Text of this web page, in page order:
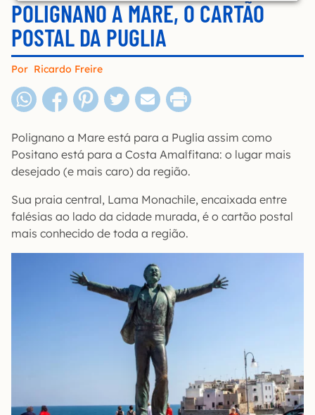
POLIGNANO A MARE, O CARTÃO
POSTAL DA PUGLIA
Por Ricardo Freire
Polignano a Mare está para a Puglia assim como
Positano está para a Costa Amalfitana: o lugar mais
desejado (e mais caro) da região.
Sua praia central, Lama Monachile, encaixada entre
falésias ao lado da cidade murada, é o cartão postal
mais conhecido de toda a região.